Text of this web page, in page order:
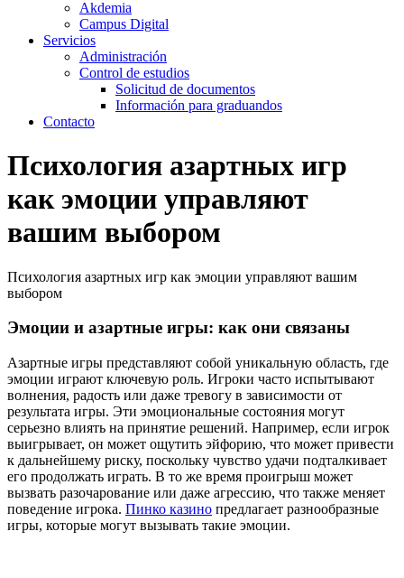
Akdemia
Campus Digital
Servicios
Administración
Control de estudios
Solicitud de documentos
Información para graduandos
Contacto
Психология азартных игр
как эмоции управляют
вашим выбором
Психология азартных игр как эмоции управляют вашим
выбором
Эмоции и азартные игры: как они связаны
Азартные игры представляют собой уникальную область, где
эмоции играют ключевую роль. Игроки часто испытывают
волнения, радость или даже тревогу в зависимости от
результата игры. Эти эмоциональные состояния могут
серьезно влиять на принятие решений. Например, если игрок
выигрывает, он может ощутить эйфорию, что может привести
к дальнейшему риску, поскольку чувство удачи подталкивает
его продолжать играть. В то же время проигрыш может
вызвать разочарование или даже агрессию, что также меняет
поведение игрока. Пинко казино предлагает разнообразные
игры, которые могут вызывать такие эмоции.